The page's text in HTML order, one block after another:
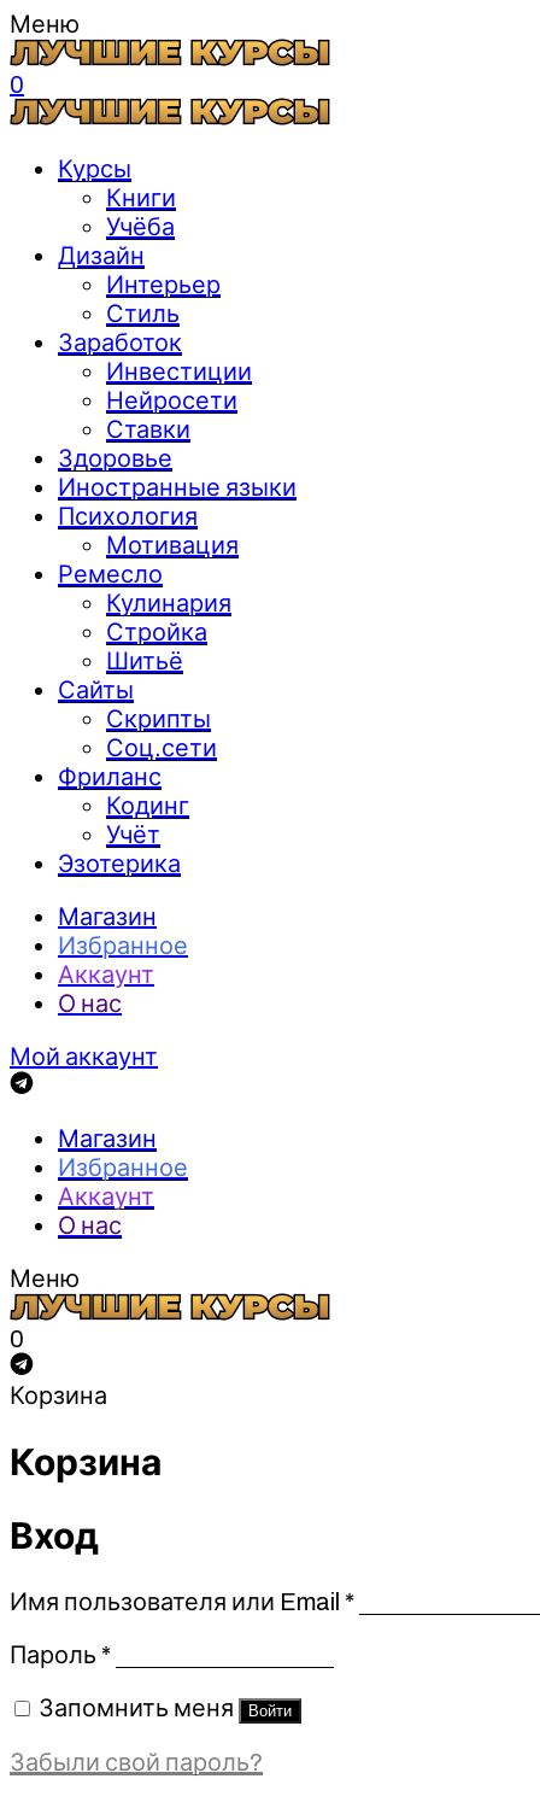
Меню
0
Курсы
Книги
Учёба
Дизайн
Интерьер
Стиль
Заработок
Инвестиции
Нейросети
Ставки
Здоровье
Иностранные языки
Психология
Мотивация
Ремесло
Кулинария
Стройка
Шитьё
Сайты
Скрипты
Соц.сети
Фриланс
Кодинг
Учёт
Эзотерика
Магазин
Избранное
Аккаунт
О нас
Мой аккаунт
Магазин
Избранное
Аккаунт
О нас
Меню
0
Корзина
Корзина
Вход
Имя пользователя или Email *Обязательно
Пароль *Обязательно
Запомнить меня Войти
Забыли свой пароль?